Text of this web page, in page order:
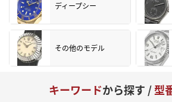
ディープシー
その他のモデル
キーワードから探す /型